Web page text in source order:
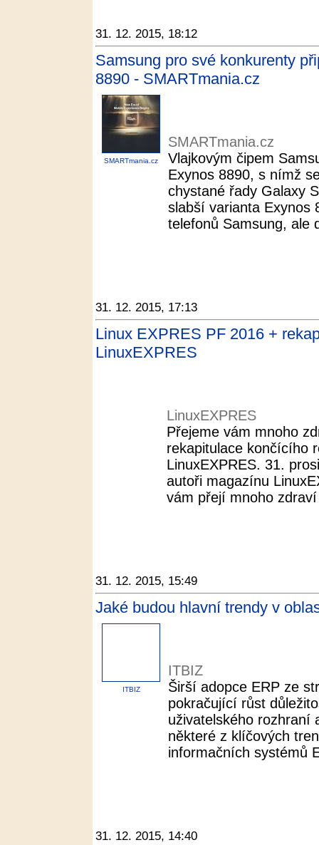
31. 12. 2015, 18:12
Samsung pro své konkurenty
8890 - SMARTmania.cz
SMARTmania.cz
SMARTmania.cz
Vlajkovým čipem
Exynos 8890, s nímž
chystané řady Galaxy
slabší varianta Exynos
telefonů Samsung, ale
31. 12. 2015, 17:13
Linux EXPRES PF 2016 +
LinuxEXPRES
LinuxEXPRES
Přejeme vám mnoho
rekapitulace končícího
LinuxEXPRES. 31.
autoři magazínu
vám přejí mnoho
31. 12. 2015, 15:49
Jaké budou hlavní trendy v
ITBIZ
ITBIZ
Širší adopce ERP ze
pokračující růst
uživatelského rozhraní
některé z klíčových
informačních systémů
31. 12. 2015, 14:40